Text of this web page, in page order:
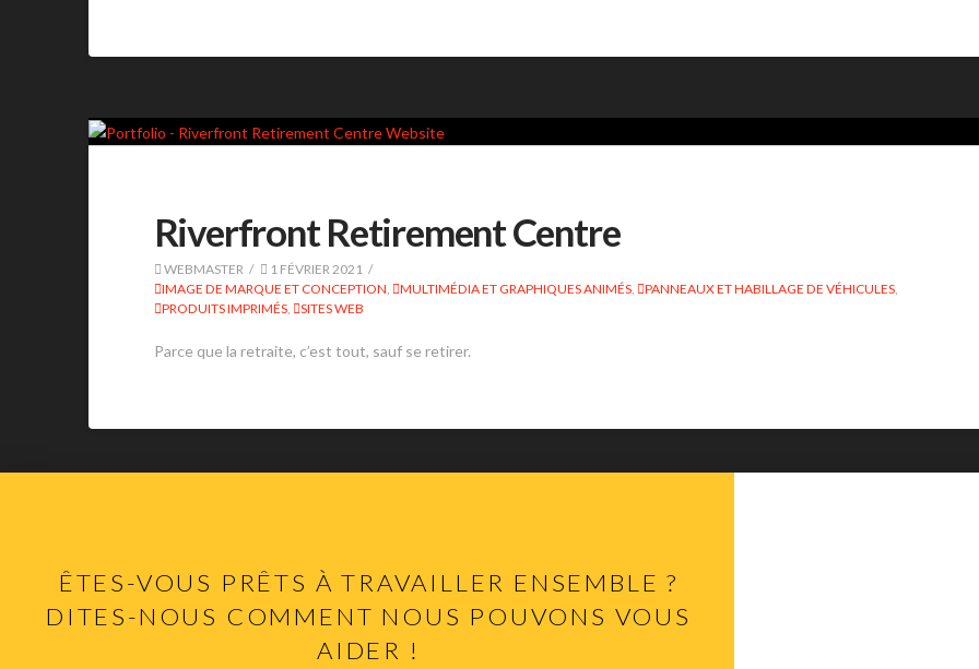
Riverfront Retirement Centre
WEBMASTER
1 FÉVRIER 2021
IMAGE DE MARQUE ET CONCEPTION, MULTIMÉDIA ET GRAPHIQUES ANIMÉS, PANNEAUX ET HABILLAGE DE VÉHICULES,
PRODUITS IMPRIMÉS, SITES WEB
Parce que la retraite, c’est tout, sauf se retirer.
ÊTES-VOUS PRÊTS À TRAVAILLER ENSEMBLE ?
DITES-NOUS COMMENT NOUS POUVONS VOUS
AIDER !